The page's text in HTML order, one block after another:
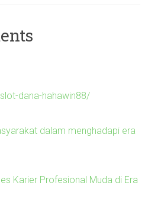
dana-hahawin88/
dalam menghadapi era
Karier Profesional Muda di Era